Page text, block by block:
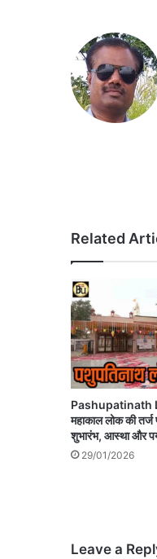
Related
Pashupatinath
महाकाल लोक की
शुभारंभ, आस्था और
29/01/2026
Leave a